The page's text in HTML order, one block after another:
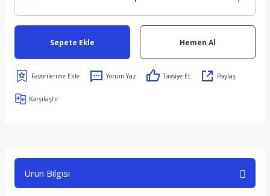
Sepete Ekle Hemen Al
Yorum Yaz Tavsiye Et Paylaş
Karşılaştır
Ürün Bilgisi